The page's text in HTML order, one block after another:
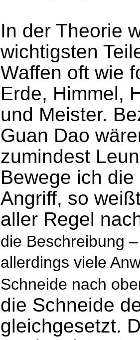
In der Theorie
wichtigsten
Waffen oft wie
Erde, Himmel,
und Meister.
Guan Dao
zumindest
Bewege ich
Angriff, so
aller Regel
die Beschreibung
allerdings viele
Schneide nach
die Schneide
gleichgesetzt.